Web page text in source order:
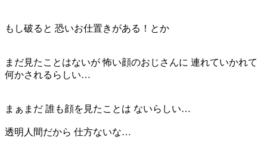
もし破ると 恐いお仕置きがある！とか
まだ見たことはないが 怖い顔のおじさんに 連れていかれて
何かされるらしい…
まぁまだ 誰も顔を見たことは ないらしい…
透明人間だから 仕方ないな…